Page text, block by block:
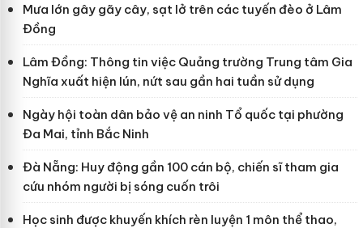
Mưa lớn gây gãy cây, sạt lở trên các tuyến đèo ở Lâm
Đồng
Lâm Đồng: Thông tin việc Quảng trường Trung tâm Gia
Nghĩa xuất hiện lún, nứt sau gần hai tuần sử dụng
Ngày hội toàn dân bảo vệ an ninh Tổ quốc tại phường
Đa Mai, tỉnh Bắc Ninh
Đà Nẵng: Huy động gần 100 cán bộ, chiến sĩ tham gia
cứu nhóm người bị sóng cuốn trôi
Học sinh được khuyến khích rèn luyện 1 môn thể thao,